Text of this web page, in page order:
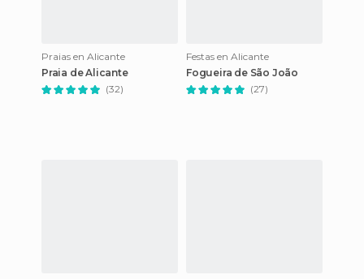
Praias en Alicante
Praia de Alicante
(32)
Festas en Alicante
Fogueira de São João
(27)